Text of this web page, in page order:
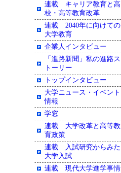
連載 キャリア教育と高
校・高等教育改革
連載 2040年に向けての
大学教育
企業人インタビュー
「進路新聞」私の進路ス
トーリー
トップインタビュー
大学ニュース・イベント
情報
学窓
連載 大学改革と高等教
育政策
連載 入試研究からみた
大学入試
連載 現代大学進学事情